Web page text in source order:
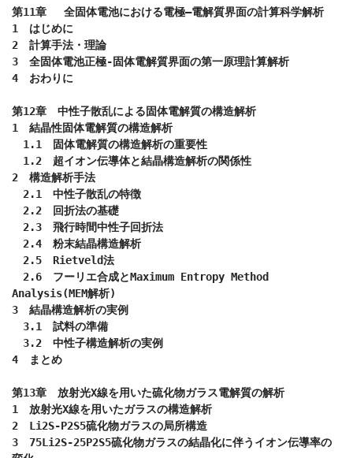
第11章　 全固体電池における電極―電解質界面の計算科学解析
1　はじめに
2　計算手法・理論
3　全固体電池正極-固体電解質界面の第一原理計算解析
4　おわりに
第12章　中性子散乱による固体電解質の構造解析
1　結晶性固体電解質の構造解析
1.1　固体電解質の構造解析の重要性
1.2　超イオン伝導体と結晶構造解析の関係性
2　構造解析手法
2.1　中性子散乱の特徴
2.2　回折法の基礎
2.3　飛行時間中性子回折法
2.4　粉末結晶構造解析
2.5　Rietveld法
2.6　フーリエ合成とMaximum Entropy Method
Analysis(MEM解析)
3　結晶構造解析の実例
3.1　試料の準備
3.2　中性子構造解析の実例
4　まとめ
第13章　放射光X線を用いた硫化物ガラス電解質の解析
1　放射光X線を用いたガラスの構造解析
2　Li2S-P2S5硫化物ガラスの局所構造
3　75Li2S-25P2S5硫化物ガラスの結晶化に伴うイオン伝導率の